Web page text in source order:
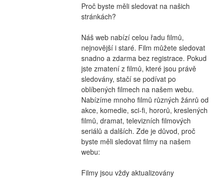
Proč byste měli sledovat na našich
stránkách?
Náš web nabízí celou řadu filmů,
nejnovější i staré. Film můžete sledovat
snadno a zdarma bez registrace. Pokud
jste zmatení z filmů, které jsou právě
sledovány, stačí se podívat po
oblíbených filmech na našem webu.
Nabízíme mnoho filmů různých žánrů od
akce, komedie, sci-fi, hororů, kreslených
filmů, dramat, televizních filmových
seriálů a dalších. Zde je důvod, proč
byste měli sledovat filmy na našem
webu:
Filmy jsou vždy aktualizovány